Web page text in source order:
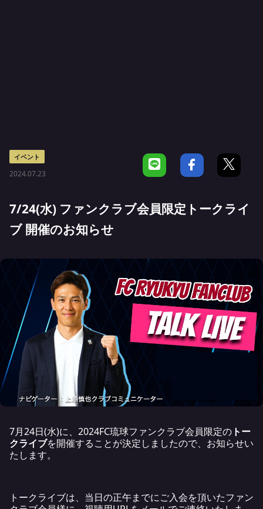
イベント
2024.07.23
7/24(水) ファンクラブ会員限定トークライ
ブ 開催のお知らせ
7月24日(水)に、2024FC琉球ファンクラブ会員限定の トー
クライブを開催することが決定しましたので、お知らせい
たします。
トークライブは、当日の正午までにご入会を頂いたファン